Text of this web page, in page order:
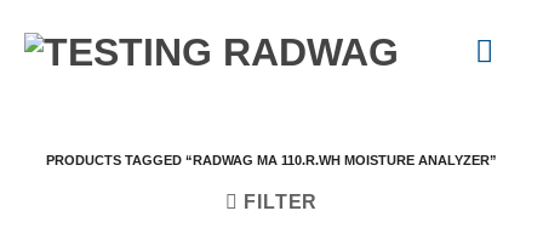
PRODUCTS TAGGED “RADWAG MA 110.R.WH MOISTURE ANALYZER”
FILTER